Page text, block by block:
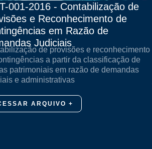
001-2016 - Contabilização de
e Reconhecimento de
em Razão de
Judiciais
de provisões e reconhecimento
a partir da classificação de
patrimoniais em razão de demandas
e administrativas
ARQUIVO +